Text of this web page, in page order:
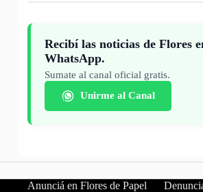
Recibí las noticias de Flores
WhatsApp.
Sumate al canal oficial gratis.
Unirme al Canal
Anunciá en Flores de Papel